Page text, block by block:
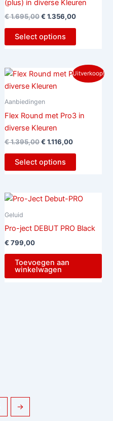
(plus) in diverse Kleuren
€1.695,00€ 1.356,00
Select options
Uitverkoop!
Aanbiedingen
Flex Round met Pro3 in
diverse Kleuren
€1.395,00
Oorspronkelijke
was:
€ 1.116,00
Huidige
prijs
Select options
Geluid
Pro-ject DEBUT PRO Black
€ 799,00
Toevoegen aan
winkelwagen
→